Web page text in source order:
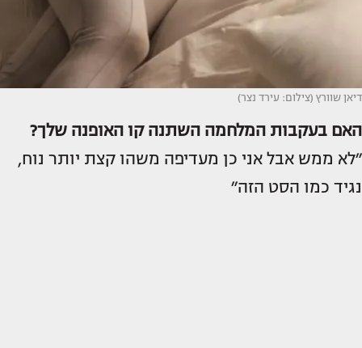
דיאן שוורץ (צילום: עירד נצר)
האם בעקבות המלחמה השתנה קו האופנה שלך?
״לא ממש אבל אני כן מעדיפה משהו קצת יותר נוח,
נגיד כמו הסט הזה״